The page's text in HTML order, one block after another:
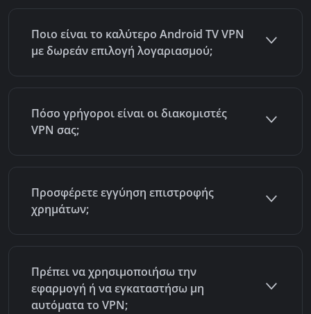
Ποιο είναι το καλύτερο Android TV VPN
με δωρεάν επιλογή λογαριασμού;
Πόσο γρήγοροι είναι οι διακομιστές
VPN σας;
Προσφέρετε εγγύηση επιστροφής
χρημάτων;
Πρέπει να χρησιμοποιήσω την
εφαρμογή ή να εγκαταστήσω μη
αυτόματα το VPN;